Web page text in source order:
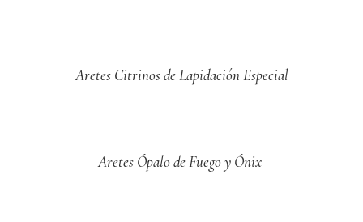
Aretes Citrinos de Lapidación Especial
Aretes Ópalo de Fuego y Ónix